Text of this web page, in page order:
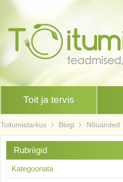
Toit ja tervis
Toitumistarkus Blogi Nõuanded
Rubriigid
Kategooriata